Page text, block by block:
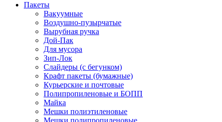
Пакеты
Вакуумные
Воздушно-пузырчатые
Вырубная ручка
Дой-Пак
Для мусора
Зип-Лок
Слайдеры (с бегунком)
Крафт пакеты (бумажные)
Курьерские и почтовые
Полипропиленовые и БОПП
Майка
Мешки полиэтиленовые